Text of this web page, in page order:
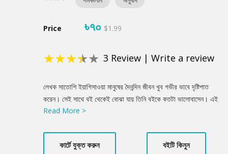
Price ৳৭০ $1.99
★★★★★ 3 Review | Write a review
Product
Summery
লেখক সাতোশি ইয়াগিসাওয়া মানুষের দৈনন্দিন জীবন খুব গভীর ভাবে দৃষ্টিপাত
করেন। সেই সাথে বই থেকেই বোঝা যায় তিনি বইকে কতটা ভালোবাসেন। এই
বইতে মরিসাকি বইঘরে আরও কিছুদিন সময় কাটাতে যাচ্ছেন পাঠকরা, সেই সাথে
জন্যে জায়গাটা রীতিমতো স্বর্গ। ইতিহাস, সাহিত্য, সিনেমা বা বিড়াল- আপনার
যে বিষয়েই বই দরকার হোক না কেন, তার খোঁজ পাবেন এখানে। বিবাহ-বার্ষিকীর
Read More >
কার্টে যুক্ত করুন বইটি কিনুন